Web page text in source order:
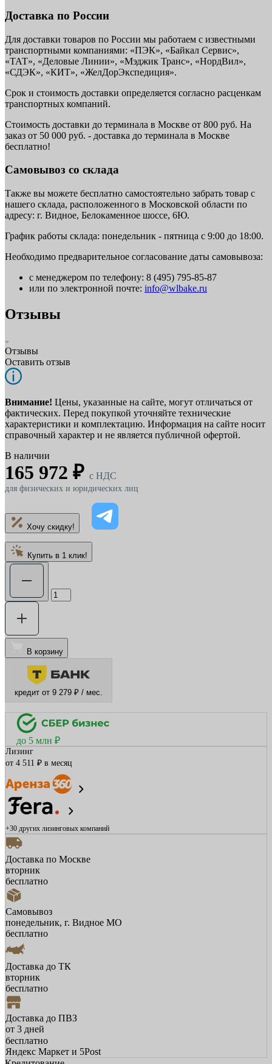
Доставка по России
Для доставки товаров по России мы работаем с известными
транспортными компаниями: «ПЭК», «Байкал Сервис»,
«ТАТ», «Деловые Линии», «Мэджик Транс», «НордВил»,
«СДЭК», «КИТ», «ЖелДорЭкспедиция».
Срок и стоимость доставки определяется согласно расценкам
транспортных компаний.
Стоимость доставки до терминала в Москве от 800 руб. На
заказ от 50 000 руб. - доставка до терминала в Москве
бесплатно!
Самовывоз со склада
Также вы можете бесплатно самостоятельно забрать товар с
нашего склада, расположенного в Московской области по
адресу: г. Видное, Белокаменное шоссе, 6Ю.
График работы склада: понедельник - пятница с 9:00 до 18:00.
Необходимо предварительное согласование даты самовывоза:
с менеджером по телефону: 8 (495) 795-85-87
или по электронной почте: info@wlbake.ru
Отзывы
Отзывы
Оставить отзыв
Внимание! Цены, указанные на сайте, могут отличаться от
фактических. Перед покупкой уточняйте технические
характеристики и комплектацию. Информация на сайте носит
справочный характер и не является публичной офертой.
В наличии
165 972 ₽ c НДС
для физических и юридических лиц
Хочу скидку!
Купить в 1 клик!
В корзину
кредит от 9 279 ₽ / мес.
до 5 млн ₽
Лизинг
от 4 511 ₽ в месяц
+30 других лизинговых компаний
Доставка по Москве
вторник
бесплатно
Самовывоз
понедельник, г. Видное МО
бесплатно
Доставка до ТК
вторник
бесплатно
Доставка до ПВЗ
от 3 дней
бесплатно
Яндекс Маркет и 5Post